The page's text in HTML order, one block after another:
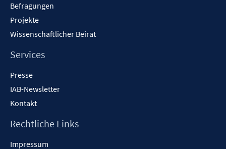
Befragungen
Projekte
Wissenschaftlicher Beirat
Services
Presse
IAB-Newsletter
Kontakt
Rechtliche Links
Impressum